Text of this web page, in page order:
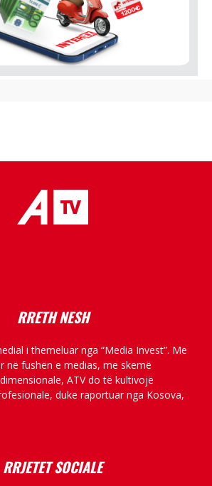
RRETH NESH
i themeluar nga “Media Invest”. Me
në fushën e medias, me skemë
ATV do të kultivojë
duke raportuar nga Kosova,
RRJETET SOCIALE